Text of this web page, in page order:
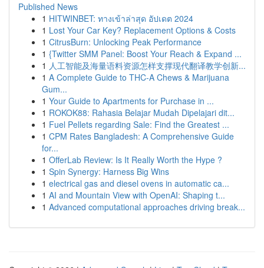
Published News
1 HITWINBET: ทางเข้าล่าสุด อัปเดต 2024
1 Lost Your Car Key? Replacement Options & Costs
1 CitrusBurn: Unlocking Peak Performance
1 {Twitter SMM Panel: Boost Your Reach & Expand ...
1 人工智能及海量语料资源怎样支撑现代翻译教学创新...
1 A Complete Guide to THC-A Chews & Marijuana
Gum...
1 Your Guide to Apartments for Purchase in ...
1 ROKOK88: Rahasia Belajar Mudah Dipelajari dit...
1 Fuel Pellets regarding Sale: Find the Greatest ...
1 CPM Rates Bangladesh: A Comprehensive Guide
for...
1 OfferLab Review: Is It Really Worth the Hype ?
1 Spin Synergy: Harness Big Wins
1 electrical gas and diesel ovens in automatic ca...
1 AI and Mountain View with OpenAI: Shaping t...
1 Advanced computational approaches driving break...